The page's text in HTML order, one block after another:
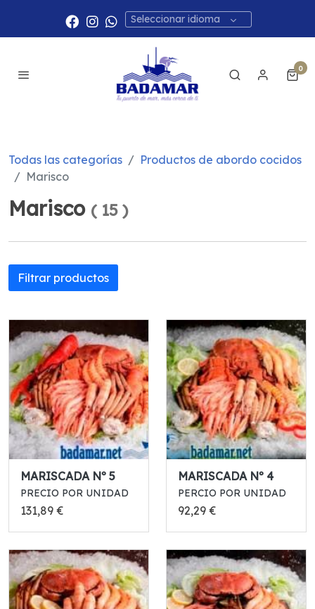
Seleccionar idioma
0
Todas las categorías
Productos de abordo cocidos
Marisco
Marisco ( 15 )
Filtrar productos
MARISCADA Nº 5
PRECIO POR UNIDAD
131,89 €
MARISCADA Nº 4
PERCIO POR UNIDAD
92,29 €